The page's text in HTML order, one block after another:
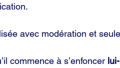
avec modération et
commence à s’enfoncer